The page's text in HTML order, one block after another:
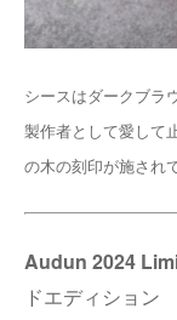
シースはダークブラ
製作者として愛して
の木の刻印が施され
Audun 2024
ドエディション